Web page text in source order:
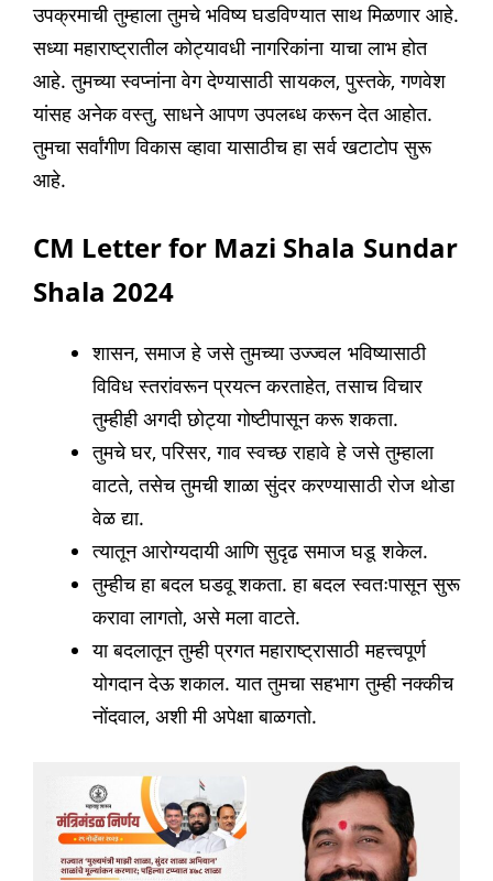
उपक्रमाची तुम्हाला तुमचे भविष्य घडविण्यात साथ मिळणार आहे.
सध्या महाराष्ट्रातील कोट्यावधी नागरिकांना याचा लाभ होत
आहे. तुमच्या स्वप्नांना वेग देण्यासाठी सायकल, पुस्तके, गणवेश
यांसह अनेक वस्तु, साधने आपण उपलब्ध करून देत आहोत.
तुमचा सर्वांगीण विकास व्हावा यासाठीच हा सर्व खटाटोप सुरू
आहे.
CM Letter for Mazi Shala Sundar
Shala 2024
शासन, समाज हे जसे तुमच्या उज्ज्वल भविष्यासाठी
विविध स्तरांवरून प्रयत्न करताहेत, तसाच विचार
तुम्हीही अगदी छोट्या गोष्टीपासून करू शकता.
तुमचे घर, परिसर, गाव स्वच्छ राहावे हे जसे तुम्हाला
वाटते, तसेच तुमची शाळा सुंदर करण्यासाठी रोज थोडा
वेळ द्या.
त्यातून आरोग्यदायी आणि सुदृढ समाज घडू शकेल.
तुम्हीच हा बदल घडवू शकता. हा बदल स्वतःपासून सुरू
करावा लागतो, असे मला वाटते.
या बदलातून तुम्ही प्रगत महाराष्ट्रासाठी महत्त्वपूर्ण
योगदान देऊ शकाल. यात तुमचा सहभाग तुम्ही नक्कीच
नोंदवाल, अशी मी अपेक्षा बाळगतो.